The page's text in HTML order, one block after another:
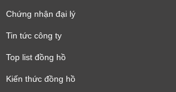
Chứng nhận đại lý
Tin tức công ty
Top list đồng hồ
Kiến thức đồng hồ